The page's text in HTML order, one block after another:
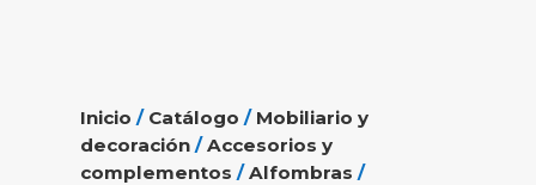
Inicio / Catálogo / Mobiliario y
decoración /Accesorios y
complementos /Alfombras /